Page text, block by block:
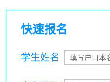
快速报名
学生姓名